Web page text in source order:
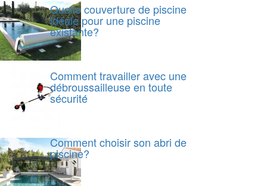
Quelle couverture de piscine
idéale pour une piscine
existante?
Comment travailler avec une
débroussailleuse en toute
sécurité
Comment choisir son abri de
piscine?